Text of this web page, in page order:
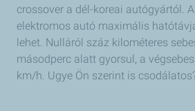
crossover a dél-koreai autógyártól.
elektromos autó maximális
lehet. Nulláról száz kilométeres
másodperc alatt gyorsul, a
km/h. Ugye Ön szerint is